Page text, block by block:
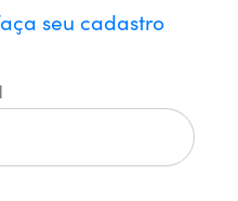
seu cadastro
unem genética,
impulsionar